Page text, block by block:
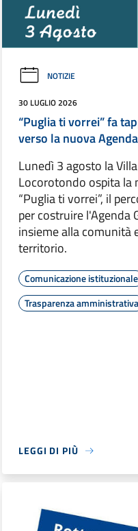
NOTIZIE
30 LUGLIO 2026
“Puglia ti vorrei” fa
verso la nuova
Lunedì 3 agosto la
Locorotondo ospita la
“Puglia ti vorrei”, il
per costruire
insieme alla comunità
territorio.
Comunicazione istituzionale
Trasparenza amministrativa
LEGGI DI PIÙ